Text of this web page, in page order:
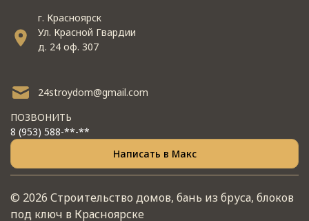
г. Красноярск
Ул. Красной Гвардии
д. 24 оф. 307
24stroydom@gmail.com
ПОЗВОНИТЬ
8 (953) 588-**-**
Написать в Макс
© 2026 Строительство домов, бань из бруса, блоков
под ключ в Красноярске